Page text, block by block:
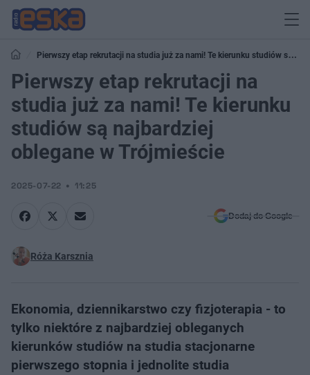
Pierwszy etap rekrutacji na studia już za nami! Te kierunku studiów są
najbardziej oblegane w Trójmieście
Pierwszy etap rekrutacji na
studia już za nami! Te kierunku
studiów są najbardziej
oblegane w Trójmieście
2025-07-22 11:25
Dodaj do Google
Róża Karsznia
Ekonomia, dziennikarstwo czy fizjoterapia - to
tylko niektóre z najbardziej obleganych
kierunków studiów na studia stacjonarne
pierwszego stopnia i jednolite studia